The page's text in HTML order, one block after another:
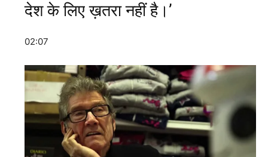
देश के लिए ख़तरा नहीं है।’
02:07